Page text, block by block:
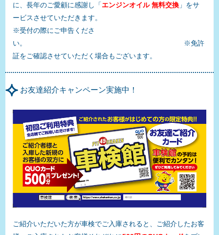
に、長年のご愛顧に感謝し「エンジンオイル 無料交換 」をサ
ービスさせていただきます。
※受付の際にご申告くださ
い。 ※免許
証をご確認させていただく場合もございます。
お友達紹介キャンペーン実施中！
ご紹介いただいた方が車検でご入庫されると、ご紹介したお客